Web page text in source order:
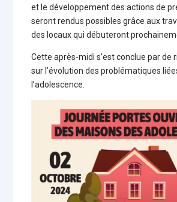
et le développement des actions de
seront rendus possibles grâce aux
des locaux qui débuteront
Cette après-midi s’est conclue par de
sur l’évolution des problématiques
l’adolescence.